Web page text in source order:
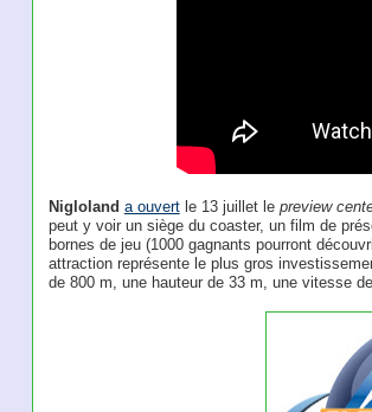
Nigloland a ouvertle 13 juillet le preview
peut y voir un siège du coaster, un film de
bornes de jeu (1000 gagnants pourront
attraction représente le plus gros
de 800 m, une hauteur de 33 m, une vitesse